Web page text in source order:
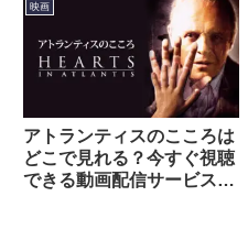
映画
アトランティスのこころは
どこで見れる？今すぐ視聴
できる動画配信サービスを